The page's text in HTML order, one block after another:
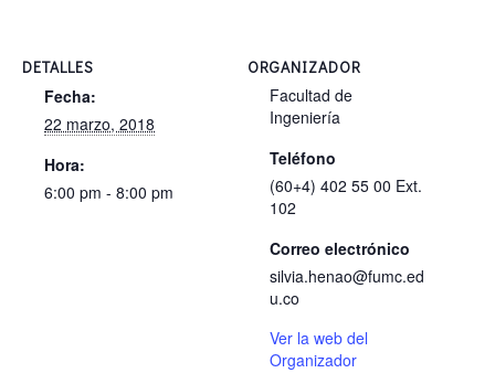
DETALLES
Fecha:
22 marzo, 2018
Hora:
6:00 pm - 8:00 pm
ORGANIZADOR
Facultad de
Ingeniería
Teléfono
(60+4) 402 55 00 Ext.
102
Correo electrónico
silvia.henao@fumc.ed
u.co
Ver la web del
Organizador